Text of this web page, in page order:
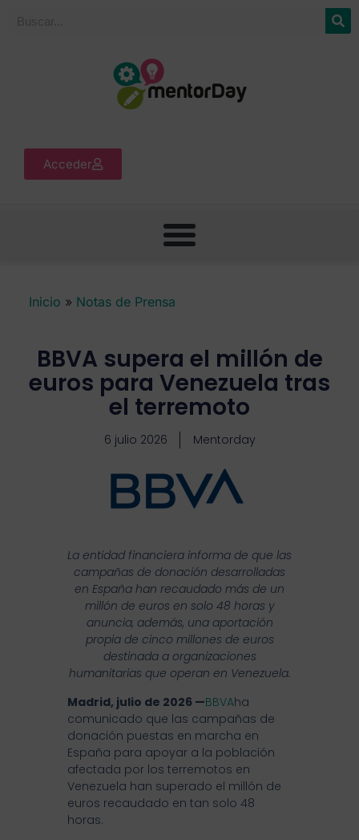
Acceder
Inicio » Notas de Prensa
BBVA supera el millón de
euros para Venezuela tras
el terremoto
6 julio 2026 Mentorday
La entidad financiera informa de que las
campañas de donación desarrolladas
en España han recaudado más de un
millón de euros en solo 48 horas y
anuncia, además, una aportación
propia de cinco millones de euros
destinada a organizaciones
humanitarias que operan en Venezuela.
Madrid, julio de 2026 —BBVAha
comunicado que las campañas de
donación puestas en marcha en
España para apoyar a la población
afectada por los terremotos en
Venezuela han superado el millón de
euros recaudado en tan solo 48
horas.